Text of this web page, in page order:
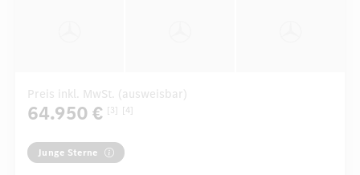
Preis inkl. MwSt. (ausweisbar)
64.950 € [3] [4]
Junge Sterne